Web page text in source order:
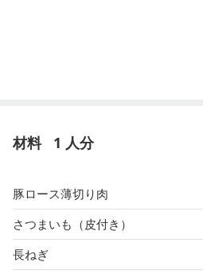
材料 1 人分
豚ロース薄切り肉
さつまいも（皮付き）
長ねぎ